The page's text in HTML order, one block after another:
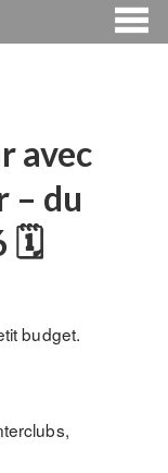
avec
– du
🗓
budget.